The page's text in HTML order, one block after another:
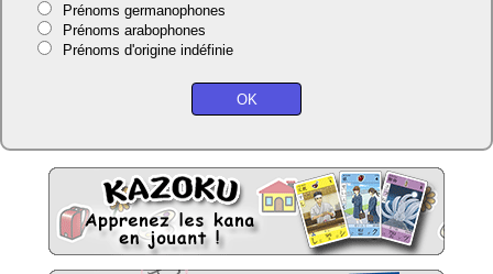
Prénoms germanophones
Prénoms arabophones
Prénoms d'origine indéfinie